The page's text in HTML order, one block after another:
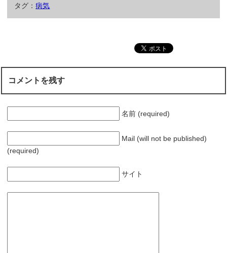
タグ：病気
コメントを残す
名前 (required)
Mail (will not be published)
(required)
サイト